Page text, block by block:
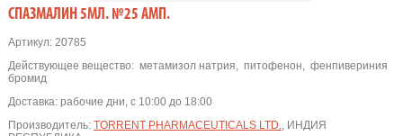
СПАЗМАЛИН 5МЛ. №25 АМП.
Артикул:20785
Действующее вещество: метамизол натрия, питофенон, фенпивериния
бромид
Доставка: рабочие дни, с 10:00 до 18:00
Производитель: TORRENT PHARMACEUTICALS LTD., ИНДИЯ